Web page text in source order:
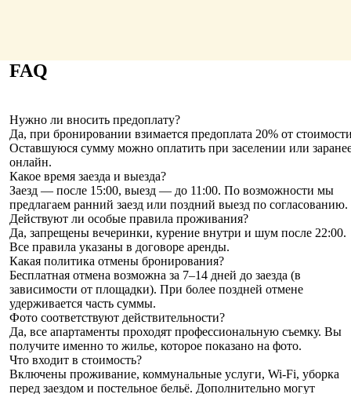
FAQ
Нужно ли вносить предоплату?
Да, при бронировании взимается предоплата 20% от
Оставшуюся сумму можно оплатить при заселении или
онлайн.
Какое время заезда и выезда?
Заезд — после 15:00, выезд — до 11:00. По возможности мы
предлагаем ранний заезд или поздний выезд по согласованию.
Действуют ли особые правила проживания?
Да, запрещены вечеринки, курение внутри и шум после 22:00.
Все правила указаны в договоре аренды.
Какая политика отмены бронирования?
Бесплатная отмена возможна за 7–14 дней до заезда (в
зависимости от площадки). При более поздней отмене
удерживается часть суммы.
Фото соответствуют действительности?
Да, все апартаменты проходят профессиональную съемку. Вы
получите именно то жилье, которое показано на фото.
Что входит в стоимость?
Включены проживание, коммунальные услуги, Wi-Fi, уборка
перед заездом и постельное бельё. Дополнительно могут